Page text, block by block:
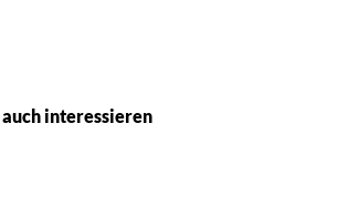
auch interessieren